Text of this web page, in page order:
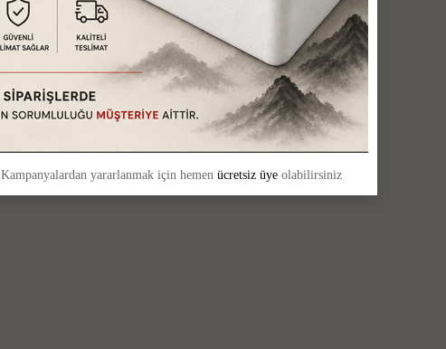
Kampanyalardan yararlanmak için hemen ücretsiz üye olabilirsiniz